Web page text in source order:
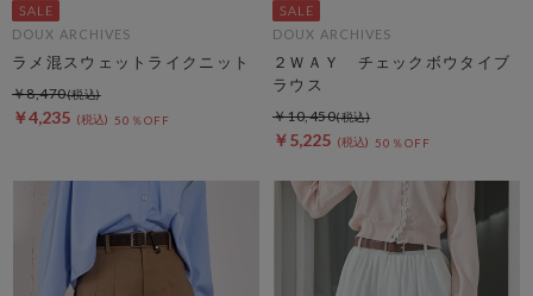
DOUX ARCHIVES
ラメ混スウェットライクニット
￥4,235 50％OFF
￥8,470
DOUX ARCHIVES
２ＷＡＹ チェックボウタイブ
ラウス
￥5,225 50％OFF
￥10,450